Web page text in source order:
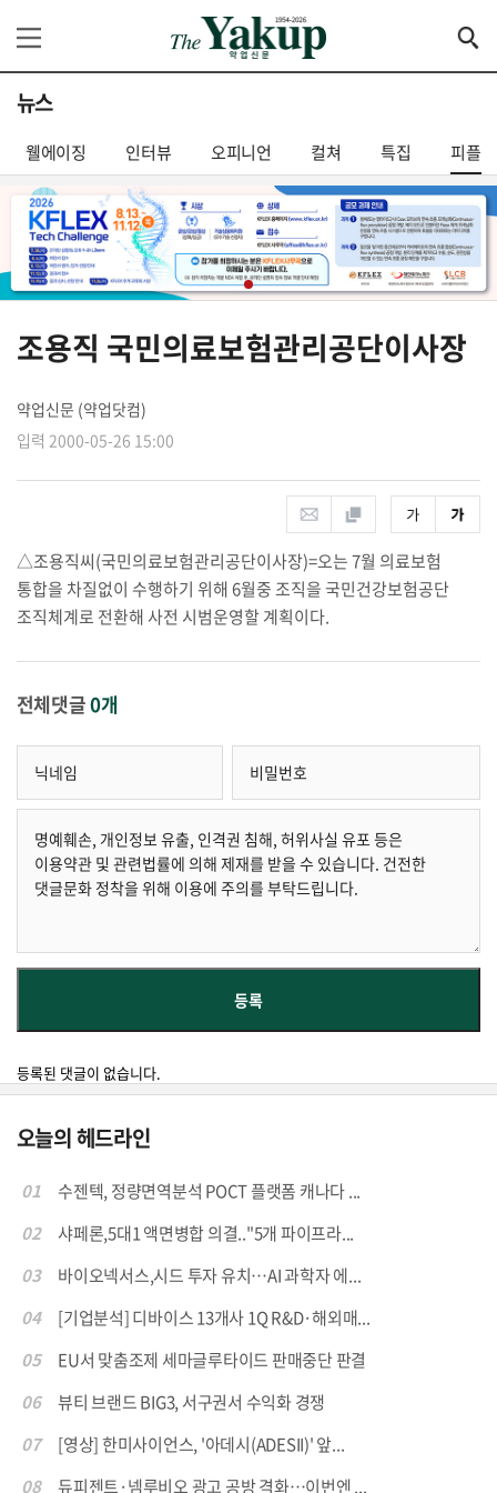
뉴스
웰에이징 인터뷰 오피니언 컬쳐 특집 피플
조용직 국민의료보험관리공단이사장
약업신문 (약업닷컴)
입력 2000-05-26 15:00
△조용직씨(국민의료보험관리공단이사장)=오는 7월 의료보험
통합을 차질없이 수행하기 위해 6월중 조직을 국민건강보험공단
조직체계로 전환해 사전 시범운영할 계획이다.
전체댓글0개
등록된 댓글이 없습니다.
오늘의 헤드라인
01
수젠텍, 정량면역분석 POCT 플랫폼 캐나다 ...
02
샤페론,5대1 액면병합 의결.."5개 파이프라...
03
바이오넥서스,시드 투자 유치…AI 과학자 에...
04
[기업분석] 디바이스 13개사 1Q R&D·해외매...
05
EU서 맞춤조제 세마글루타이드 판매중단 판결
06
뷰티 브랜드 BIG3, 서구권서 수익화 경쟁
07
[영상] 한미사이언스, '아데시(ADESII)' 앞...
08
듀피젠트·넴루비오 광고 공방 격화…이번엔 ...